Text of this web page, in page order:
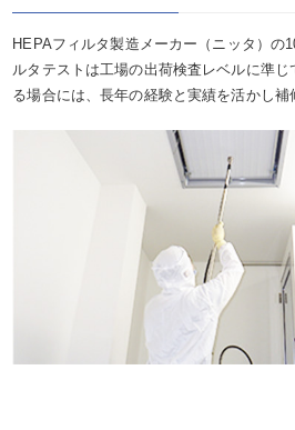
HEPAフィルタ製造メーカー（ニッタ）の
ルタテストは工場の出荷検査レベルに準
る場合には、長年の経験と実績を活かし補